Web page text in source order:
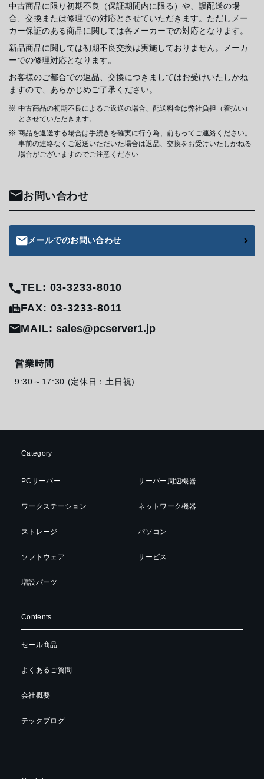
中古商品に限り初期不良（保証期間内に限る）や、誤配送の場
合、交換または修理での対応とさせていただきます。ただしメー
カー保証のある商品に関しては各メーカーでの対応となります。
新品商品に関しては初期不良交換は実施しておりません。メーカ
ーでの修理対応となります。
お客様のご都合での返品、交換につきましてはお受けいたしかね
ますので、あらかじめご了承ください。
中古商品の初期不良によるご返送の場合、配送料金は弊社負担（着払い）
とさせていただきます。
商品を返送する場合は手続きを確実に行う為、前もってご連絡ください。
事前の連絡なくご返送いただいた場合は返品、交換をお受けいたしかねる
場合がございますのでご注意ください
お問い合わせ
メールでのお問い合わせ
TEL: 03-3233-8010
FAX: 03-3233-8011
MAIL:sales@pcserver1.jp
営業時間
9:30～17:30 (定休日：土日祝)
Category
PCサーバー
ワークステーション
ストレージ
ソフトウェア
増設パーツ
サーバー周辺機器
ネットワーク機器
パソコン
サービス
Contents
セール商品
よくあるご質問
会社概要
テックブログ